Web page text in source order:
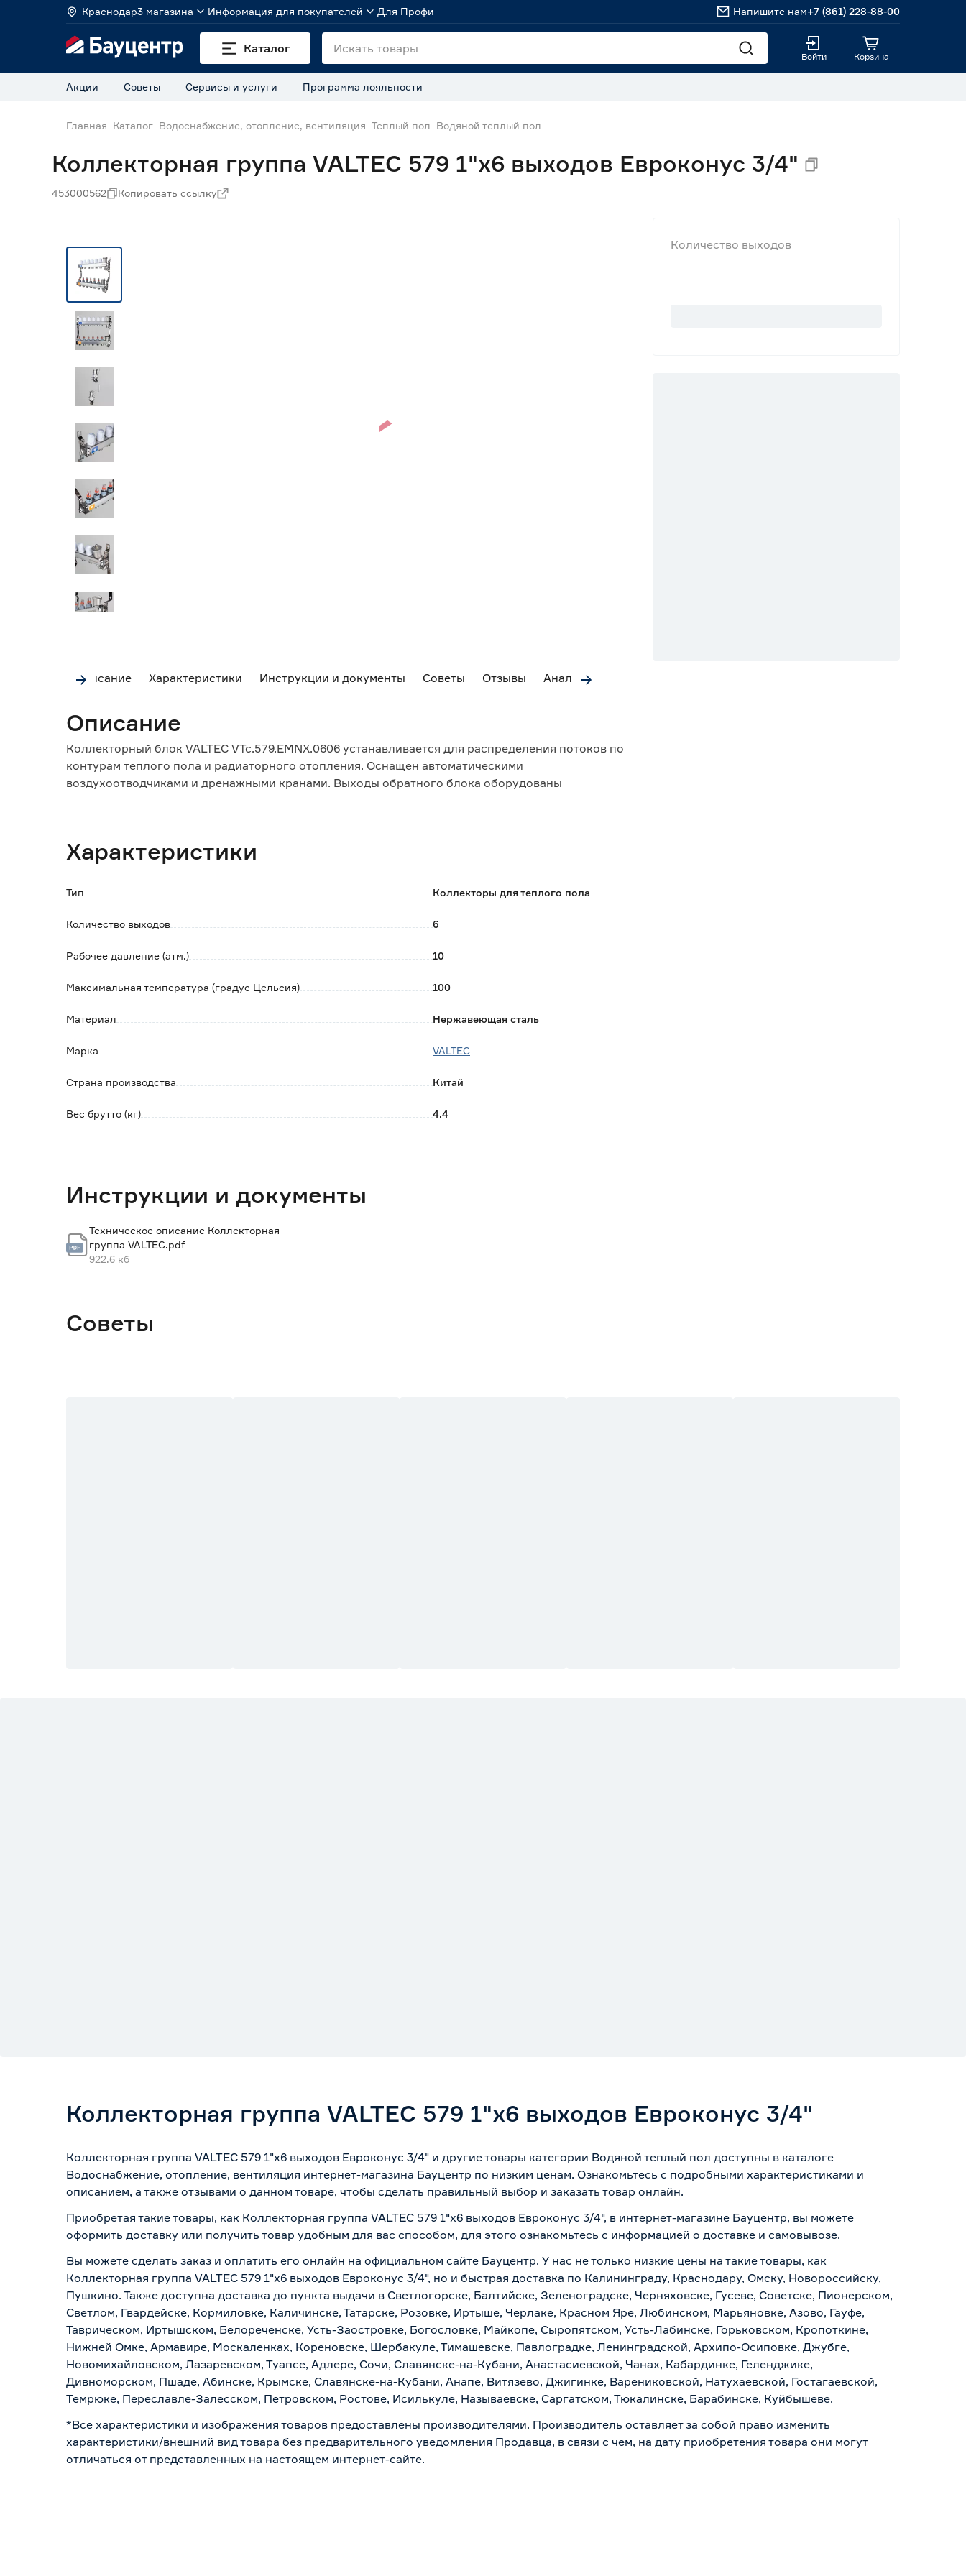
Краснодар3 магазина Информация для покупателей Для Профи Напишите нам+7 (861) 228-88-00
Каталог
Войти Корзина
Акции Советы Сервисы и услуги Программа лояльности
Главная Каталог Водоснабжение, отопление, вентиляция Теплый пол Водяной теплый пол
Коллекторная группа VALTEC 579 1"х6 выходов Евроконус 3/4"
453000562 Копировать ссылку
Описание Характеристики Инструкции и документы Советы Отзывы Аналоги
Описание
Коллекторный блок VALTEC VTc.579.EMNX.0606 устанавливается для распределения потоков по
контурам теплого пола и радиаторного отопления. Оснащен автоматическими
воздухоотводчиками и дренажными кранами. Выходы обратного блока оборудованы
Условный диаметр коллекторов - 1', резьба выходов - 3/4', присоединение циркуляционных
Характеристики
Тип Коллекторы для теплого пола
Количество выходов 6
Рабочее давление (атм.) 10
Максимальная температура (градус Цельсия) 100
Материал Нержавеющая сталь
Марка VALTEC
Страна производства Китай
Вес брутто (кг) 4.4
Инструкции и документы
Техническое описание Коллекторная
группа VALTEC.pdf
922.6 кб
Количество выходов
Советы
Коллекторная группа VALTEC 579 1"х6 выходов Евроконус 3/4"
Коллекторная группа VALTEC 579 1"х6 выходов Евроконус 3/4" и другие товары категории Водяной теплый пол доступны в каталоге
Водоснабжение, отопление, вентиляция интернет-магазина Бауцентр по низким ценам. Ознакомьтесь с подробными характеристиками и
описанием, а также отзывами о данном товаре, чтобы сделать правильный выбор и заказать товар онлайн.
Приобретая такие товары, как Коллекторная группа VALTEC 579 1"х6 выходов Евроконус 3/4", в интернет-магазине Бауцентр, вы можете
оформить доставку или получить товар удобным для вас способом, для этого ознакомьтесь с информацией о доставке и самовывозе.
Вы можете сделать заказ и оплатить его онлайн на официальном сайте Бауцентр. У нас не только низкие цены на такие товары, как
Коллекторная группа VALTEC 579 1"х6 выходов Евроконус 3/4", но и быстрая доставка по Калининграду, Краснодару, Омску, Новороссийску,
Пушкино. Также доступна доставка до пункта выдачи в Светлогорске, Балтийске, Зеленоградске, Черняховске, Гусеве, Советске, Пионерском,
Светлом, Гвардейске, Кормиловке, Каличинске, Татарске, Розовке, Иртыше, Черлаке, Красном Яре, Любинском, Марьяновке, Азово, Гауфе,
Таврическом, Иртышском, Белореченске, Усть-Заостровке, Богословке, Майкопе, Сыропятском, Усть-Лабинске, Горьковском, Кропоткине,
Нижней Омке, Армавире, Москаленках, Кореновске, Шербакуле, Тимашевске, Павлоградке, Ленинградской, Архипо-Осиповке, Джубге,
Новомихайловском, Лазаревском, Туапсе, Адлере, Сочи, Славянске-на-Кубани, Анастасиевской, Чанах, Кабардинке, Геленджике,
Дивноморском, Пшаде, Абинске, Крымске, Славянске-на-Кубани, Анапе, Витязево, Джигинке, Варениковской, Натухаевской, Гостагаевской,
Темрюке, Переславле-Залесском, Петровском, Ростове, Исилькуле, Называевске, Саргатском, Тюкалинске, Барабинске, Куйбышеве.
*Все характеристики и изображения товаров предоставлены производителями. Производитель оставляет за собой право изменить
характеристики/внешний вид товара без предварительного уведомления Продавца, в связи с чем, на дату приобретения товара они могут
отличаться от представленных на настоящем интернет-сайте.